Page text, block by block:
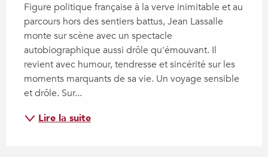
Figure politique française à la verve inimitable et au
parcours hors des sentiers battus, Jean Lassalle
monte sur scène avec un spectacle
autobiographique aussi drôle qu'émouvant. Il
revient avec humour, tendresse et sincérité sur les
moments marquants de sa vie. Un voyage sensible
et drôle. Sur...
Lire la suite